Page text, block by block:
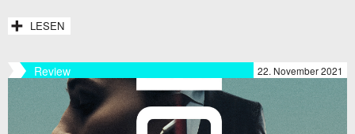
LESEN
Review 22. November 2021